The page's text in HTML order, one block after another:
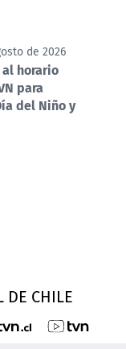
de 2026
al horario
para
del Niño y
DE CHILE